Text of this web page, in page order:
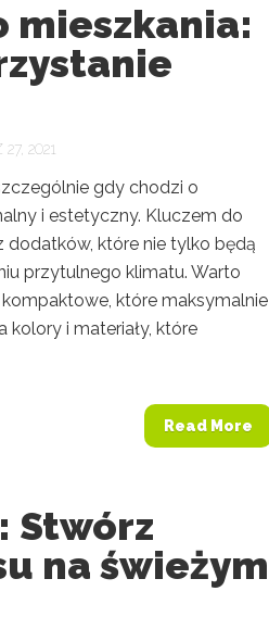
mieszkania:
2021
gdy chodzi o
i estetyczny. Kluczem do
które nie tylko będą
przytulnego klimatu. Warto
które maksymalnie
kolory i materiały, które
Read More
Stwórz
na świeżym